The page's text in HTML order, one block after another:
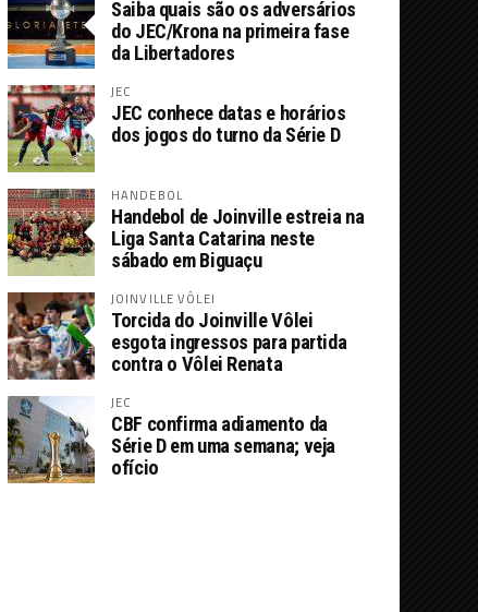
Saiba quais são os adversários
do JEC/Krona na primeira fase
da Libertadores
JEC
JEC conhece datas e horários
dos jogos do turno da Série D
HANDEBOL
Handebol de Joinville estreia na
Liga Santa Catarina neste
sábado em Biguaçu
JOINVILLE VÔLEI
Torcida do Joinville Vôlei
esgota ingressos para partida
contra o Vôlei Renata
JEC
CBF confirma adiamento da
Série D em uma semana; veja
ofício